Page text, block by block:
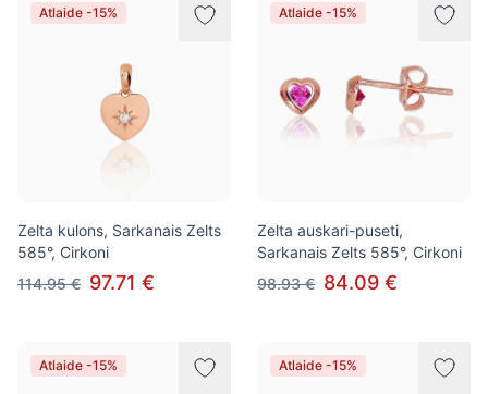
Atlaide -15%
Zelta kulons, Sarkanais Zelts
585°, Cirkoni
114.95 € 97.71 €
Atlaide -15%
Zelta auskari-puseti,
Sarkanais Zelts 585°, Cirkoni
98.93 € 84.09 €
Atlaide -15% Atlaide -15%